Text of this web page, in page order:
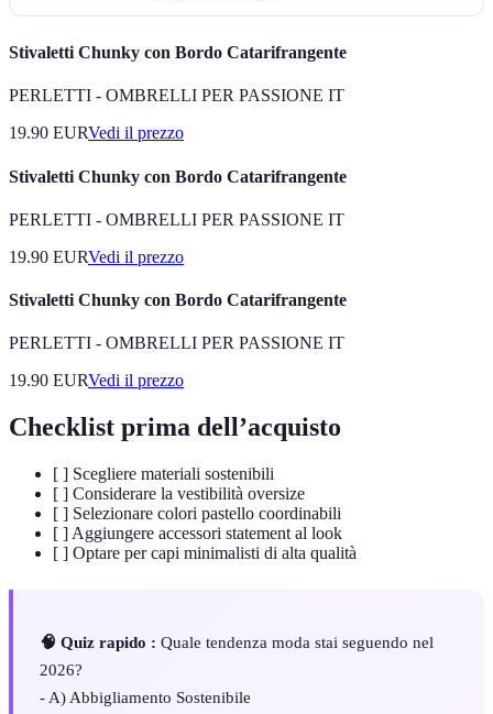
Stivaletti Chunky con Bordo Catarifrangente
PERLETTI - OMBRELLI PER PASSIONE IT
19.90 EURVedi il prezzo
Stivaletti Chunky con Bordo Catarifrangente
PERLETTI - OMBRELLI PER PASSIONE IT
19.90 EURVedi il prezzo
Stivaletti Chunky con Bordo Catarifrangente
PERLETTI - OMBRELLI PER PASSIONE IT
19.90 EURVedi il prezzo
Checklist prima dell’acquisto
[ ] Scegliere materiali sostenibili
[ ] Considerare la vestibilità oversize
[ ] Selezionare colori pastello coordinabili
[ ] Aggiungere accessori statement al look
[ ] Optare per capi minimalisti di alta qualità
🧠 Quiz rapido : Quale tendenza moda stai seguendo nel
2026?
- A) Abbigliamento Sostenibile